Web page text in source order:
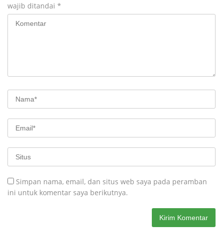
wajib ditandai *
Simpan nama, email, dan situs web saya pada peramban
ini untuk komentar saya berikutnya.